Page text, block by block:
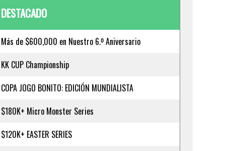
DESTACADO
Más de $600,000 en Nuestro 6.º Aniversario
KK CUP Championship
COPA JOGO BONITO: EDICIÓN MUNDIALISTA
$180K+ Micro Monster Series
$120K+ EASTER SERIES